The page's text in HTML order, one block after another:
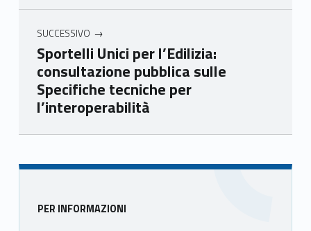
SUCCESSIVO
Sportelli Unici per l’Edilizia:
consultazione pubblica sulle
Specifiche tecniche per
l’interoperabilità
Skip back to main navigation
Sidebar
PER INFORMAZIONI